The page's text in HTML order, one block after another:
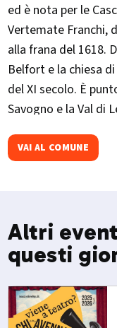
ed è nota per le
Vertemate Franchi,
alla frana del 1618.
Belfort e la chiesa
del XI secolo. È
Savogno e la Val di
VAI AL COMUNE
Altri
questi